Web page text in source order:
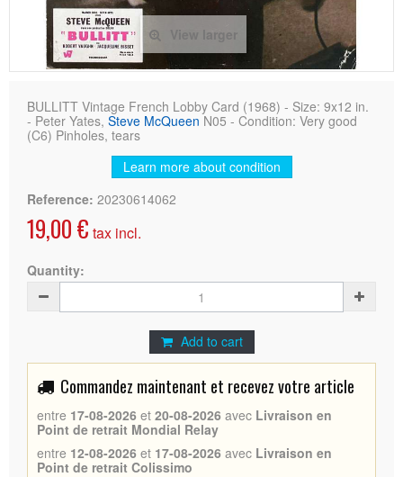
View larger
BULLITT Vintage French Lobby Card (1968) - Size: 9x12 in.
- Peter Yates, Steve McQueenN05 - Condition: Very good
(C6) Pinholes, tears
Learn more about condition
Reference: 20230614062
19,00 € tax incl.
Quantity:
Add to cart
Commandez maintenant et recevez votre article
entre 17-08-2026 et 20-08-2026 avec Livraison en
Point de retrait Mondial Relay
entre 12-08-2026 et 17-08-2026 avec Livraison en
Point de retrait Colissimo